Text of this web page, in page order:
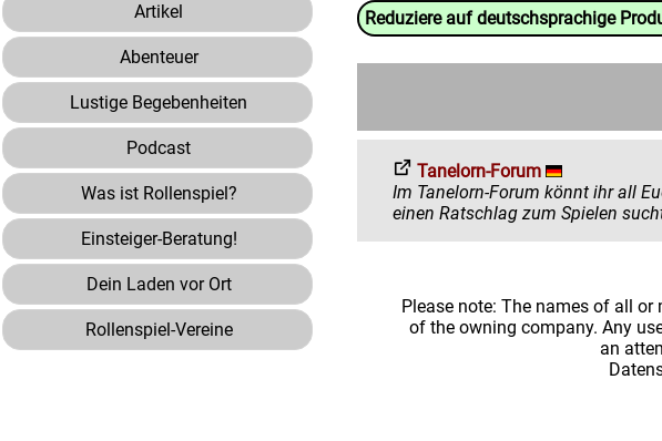
Artikel
Abenteuer
Lustige Begebenheiten
Podcast
Was ist Rollenspiel?
Einsteiger-Beratung!
Dein Laden vor Ort
Rollenspiel-Vereine
Reduziere auf deutschsprachige
Tanelorn-Forum
Im Tanelorn-Forum könnt ihr all Euere Fragen
Please note: The names of all
of the owning company. Any
an